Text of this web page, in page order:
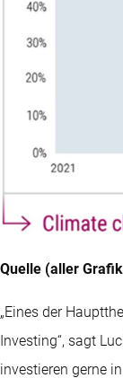
Quelle (aller
„Eines der
Investing“, sagt
investieren gerne